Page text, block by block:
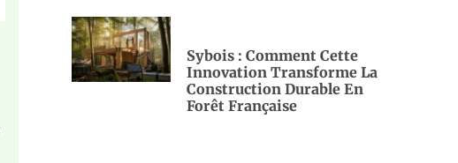
Sybois : Comment Cette
Innovation Transforme La
Construction Durable En
Forêt Française